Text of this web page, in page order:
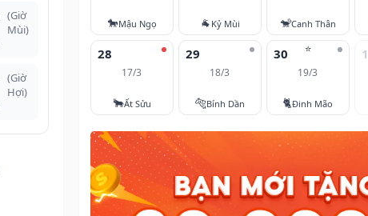
(Giờ
Mùi)
(Giờ
Hợi)
🐎Mậu Ngọ 🐐 Kỷ Mùi 🐒Canh Thân
28
17/3
🐂Ất Sửu
29
18/3
🐅Bính Dần
⭐
30
19/3
🐈Đinh Mão
1